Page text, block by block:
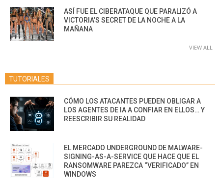
ASÍ FUE EL CIBERATAQUE QUE PARALIZÓ A
VICTORIA’S SECRET DE LA NOCHE A LA
MAÑANA
VIEW ALL
TUTORIALES
CÓMO LOS ATACANTES PUEDEN OBLIGAR A
LOS AGENTES DE IA A CONFIAR EN ELLOS… Y
REESCRIBIR SU REALIDAD
EL MERCADO UNDERGROUND DE MALWARE-
SIGNING-AS-A-SERVICE QUE HACE QUE EL
RANSOMWARE PAREZCA “VERIFICADO” EN
WINDOWS